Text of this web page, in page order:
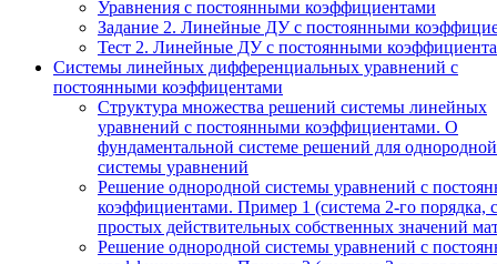
Уравнения с постоянными коэффициентами
Задание 2. Линейные ДУ с постоянными
Тест 2. Линейные ДУ с постоянными
Системы линейных дифференциальных уравнений с
постоянными коэффицентами
Структура множества решений системы линейных
уравнений с постоянными коэффициентами. О
фундаментальной системе решений для однородной
системы уравнений
Решение однородной системы уравнений с
коэффициентами. Пример 1 (система 2-го порядка,
простых действительных собственных значений
Решение однородной системы уравнений с